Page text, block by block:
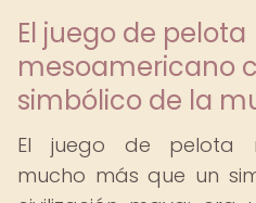
El juego de pelota
mesoamericano
simbólico de la
El juego de pelota
mucho más que un